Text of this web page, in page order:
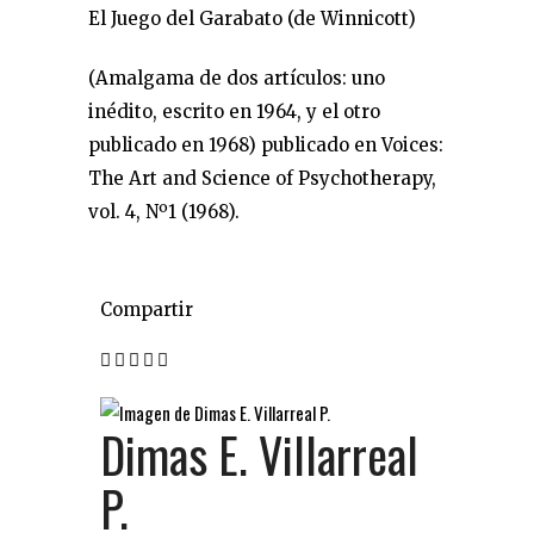
El Juego del Garabato (de Winnicott)
(Amalgama de dos artículos: uno
inédito, escrito en 1964, y el otro
publicado en 1968) publicado en Voices:
The Art and Science of Psychotherapy,
vol. 4, Nº1 (1968).
Compartir
Dimas E. Villarreal
P.